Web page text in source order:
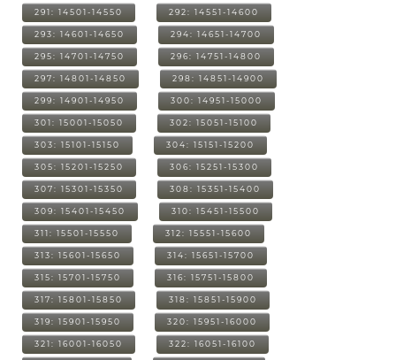
291: 14501-14550 292: 14551-14600
293: 14601-14650 294: 14651-14700
295: 14701-14750 296: 14751-14800
297: 14801-14850 298: 14851-14900
299: 14901-14950 300: 14951-15000
301: 15001-15050 302: 15051-15100
303: 15101-15150 304: 15151-15200
305: 15201-15250 306: 15251-15300
307: 15301-15350 308: 15351-15400
309: 15401-15450 310: 15451-15500
311: 15501-15550 312: 15551-15600
313: 15601-15650 314: 15651-15700
315: 15701-15750 316: 15751-15800
317: 15801-15850 318: 15851-15900
319: 15901-15950 320: 15951-16000
321: 16001-16050 322: 16051-16100